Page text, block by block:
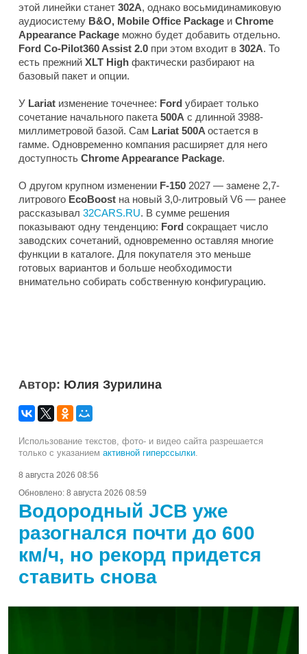
этой линейки станет 302A, однако восьмидинамиковую
аудиосистему B&O, Mobile Office Package и Chrome
Appearance Package можно будет добавить отдельно.
Ford Co-Pilot360 Assist 2.0 при этом входит в 302A. То
есть прежний XLT High фактически разбирают на
базовый пакет и опции.
У Lariat изменение точечнее: Ford убирает только
сочетание начального пакета 500A с длинной 3988-
миллиметровой базой. Сам Lariat 500A остается в
гамме. Одновременно компания расширяет для него
доступность Chrome Appearance Package.
О другом крупном изменении F-150 2027 — замене 2,7-
литрового EcoBoost на новый 3,0-литровый V6 — ранее
рассказывал 32CARS.RU. В сумме решения
показывают одну тенденцию: Ford сокращает число
заводских сочетаний, одновременно оставляя многие
функции в каталоге. Для покупателя это меньше
готовых вариантов и больше необходимости
внимательно собирать собственную конфигурацию.
Автор: Юлия Зурилина
Использование текстов, фото- и видео сайта разрешается
только с указанием активной гиперссылки
8 августа 2026 08:56
Обновлено: 8 августа 2026 08:59
Водородный JCB уже
разогнался почти до 600
км/ч, но рекорд придется
ставить снова